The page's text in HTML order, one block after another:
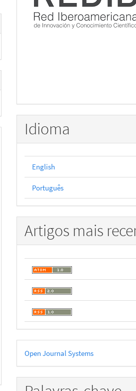
Idioma
English
Português
Artigos mais
Desenvolvido
por
Open Journal Systems